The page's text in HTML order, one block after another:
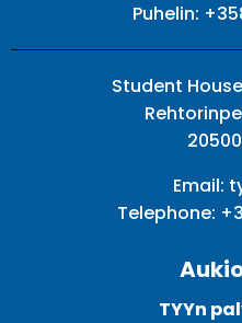
Puhelin:
Student
Email:
Telephone:
TYYn